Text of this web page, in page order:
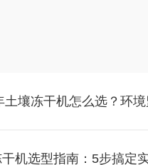
土壤冻干机怎么选？环
机选型指南：5步搞定